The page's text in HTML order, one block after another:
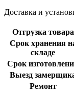
Доставка и
Отгрузка товара
Срок хранения
складе
Срок
Выезд
Ремонт